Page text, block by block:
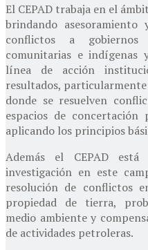
El CEPAD trabaja en el
brindando
conflictos a gobiernos
comunitarias e indígenas
línea de acción
resultados,
donde se resuelven
espacios de
aplicando los principios
Además el CEPAD
investigación en este
resolución de conflictos
propiedad de tierra,
medio ambiente y
de actividades petroleras.